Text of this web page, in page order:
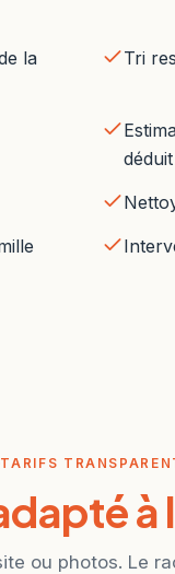
la
Tri
TARIFS
à
ou photos. Le